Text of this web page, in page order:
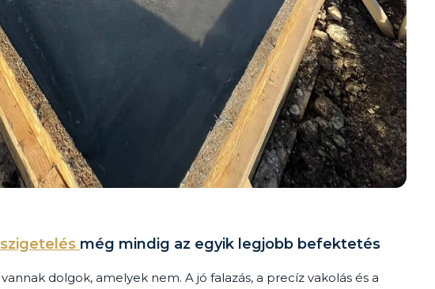
szigetelés még mindig az egyik legjobb befektetés
dolgok, amelyek nem. A jó falazás, a precíz vakolás és a